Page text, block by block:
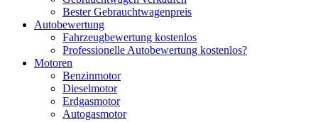
Bester Gebrauchtwagenpreis
Autobewertung
Fahrzeugbewertung kostenlos
Professionelle Autobewertung kostenlos?
Motoren
Benzinmotor
Dieselmotor
Erdgasmotor
Autogasmotor